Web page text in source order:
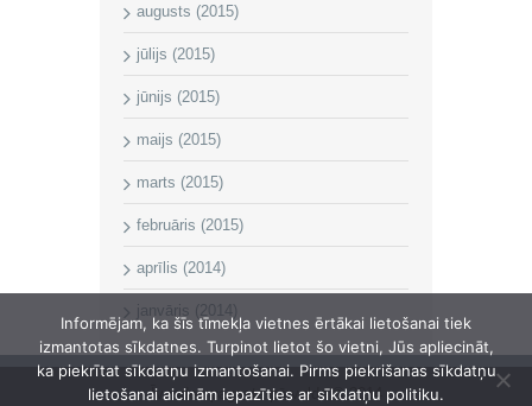
augusts (2015)
jūlijs (2015)
jūnijs (2015)
maijs (2015)
marts (2015)
februāris (2015)
aprīlis (2014)
janvāris (2014)
Īvandes pagasta pārvalde © 2014
Informējam, ka šīs tīmekļa vietnes ērtākai lietošanai tiek
izmantotas sīkdatnes. Turpinot lietot šo vietni, Jūs apliecināt,
ka piekrītat sīkdatņu izmantošanai. Pirms piekrišanas sīkdatņu
lietošanai aicinām iepazīties ar sīkdatņu politiku.